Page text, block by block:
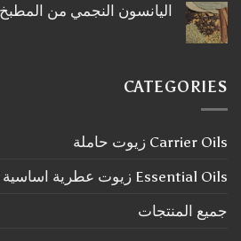
على
الشطة
في
مطبخك
اليانسون النجمي من
اليانسون
النجمي
علبة
المكياج
CATEGORIES
Carrier Oils زيوت حاملة
Essential Oils زيوت عطرية اساسية
جميع المنتجات